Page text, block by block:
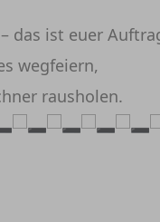
das ist euer
wegfeiern,
rausholen.